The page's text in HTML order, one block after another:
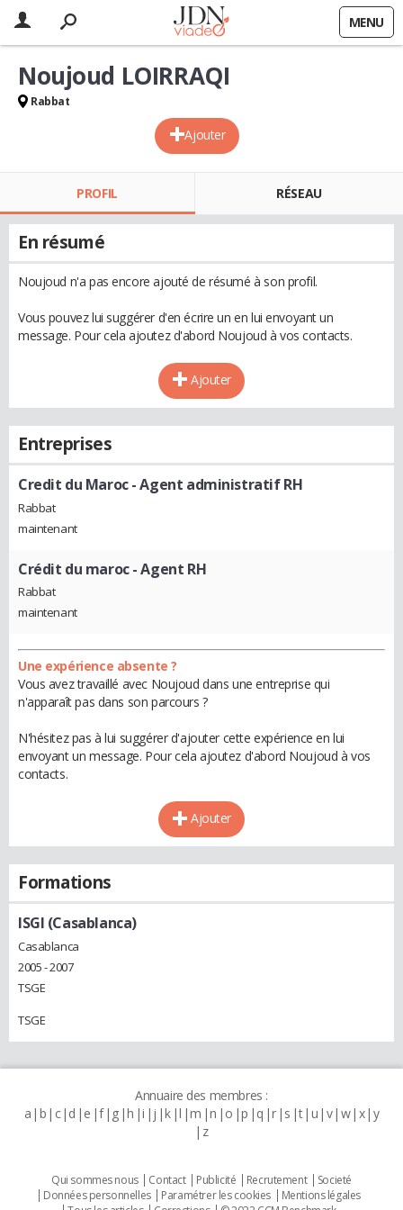
MENU
Ajouter
Noujoud LOIRRAQI
Rabbat
PROFIL RÉSEAU
En résumé
Noujoud n'a pas encore ajouté de résumé à son profil.
Vous pouvez lui suggérer d'en écrire un en lui envoyant un
message. Pour cela ajoutez d'abord Noujoud à vos contacts.
Ajouter
Entreprises
Credit du Maroc- Agent administratif RH
Rabbat
maintenant
Crédit du maroc- Agent RH
Rabbat
maintenant
Une expérience absente ?
Vous avez travaillé avec Noujoud dans une entreprise qui
n'apparaît pas dans son parcours ?
N'hésitez pas à lui suggérer d'ajouter cette expérience en lui
envoyant un message. Pour cela ajoutez d'abord Noujoud à vos
contacts.
Ajouter
Formations
ISGI (Casablanca)
Casablanca
2005 - 2007
TSGE
TSGE
Annuaire des membres :
a b c d e f g h i j k l m n o p q r s t u v w x y
z
Qui sommes nous Contact Publicité Recrutement
Societé
Données personnelles
Paramétrer les cookies
Mentions légales